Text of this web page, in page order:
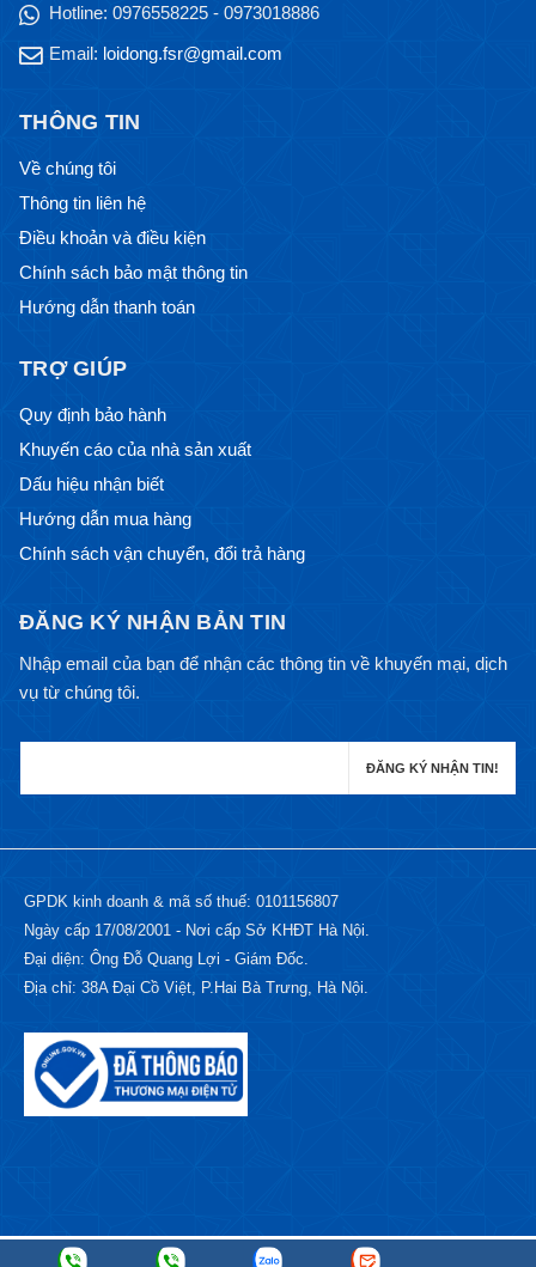
Hotline: 0976558225 - 0973018886
Email: loidong.fsr@gmail.com
THÔNG TIN
Về chúng tôi
Thông tin liên hệ
Điều khoản và điều kiện
Chính sách bảo mật thông tin
Hướng dẫn thanh toán
TRỢ GIÚP
Quy định bảo hành
Khuyến cáo của nhà sản xuất
Dấu hiệu nhận biết
Hướng dẫn mua hàng
Chính sách vận chuyển, đổi trả hàng
ĐĂNG KÝ NHẬN BẢN TIN
Nhập email của bạn để nhận các thông tin về khuyến mại, dịch
vụ từ chúng tôi.
GPDK kinh doanh & mã số thuế: 0101156807
Ngày cấp 17/08/2001 - Nơi cấp Sở KHĐT Hà Nội.
Đại diện: Ông Đỗ Quang Lợi - Giám Đốc.
Địa chỉ: 38A Đại Cồ Việt, P.Hai Bà Trưng, Hà Nội.